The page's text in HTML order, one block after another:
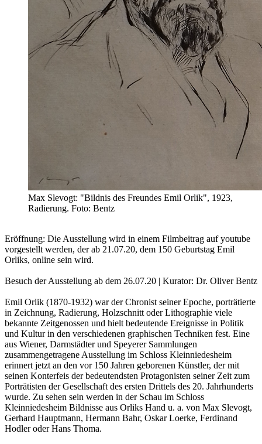
Max Slevogt: "Bildnis des Freundes Emil Orlik", 1923,
Radierung. Foto: Bentz
Eröffnung: Die Ausstellung wird in einem Filmbeitrag auf youtube
vorgestellt werden, der ab 21.07.20, dem 150 Geburtstag Emil
Orliks, online sein wird.
Besuch der Ausstellung ab dem 26.07.20 | Kurator: Dr. Oliver Bentz
Emil Orlik (1870-1932) war der Chronist seiner Epoche, porträtierte
in Zeichnung, Radierung, Holzschnitt oder Lithographie viele
bekannte Zeitgenossen und hielt bedeutende Ereignisse in Politik
und Kultur in den verschiedenen graphischen Techniken fest. Eine
aus Wiener, Darmstädter und Speyerer Sammlungen
zusammengetragene Ausstellung im Schloss Kleinniedesheim
erinnert jetzt an den vor 150 Jahren geborenen Künstler, der mit
seinen Konterfeis der bedeutendsten Protagonisten seiner Zeit zum
Porträtisten der Gesellschaft des ersten Drittels des 20. Jahrhunderts
wurde. Zu sehen sein werden in der Schau im Schloss
Kleinniedesheim Bildnisse aus Orliks Hand u. a. von Max Slevogt,
Gerhard Hauptmann, Hermann Bahr, Oskar Loerke, Ferdinand
Hodler oder Hans Thoma.